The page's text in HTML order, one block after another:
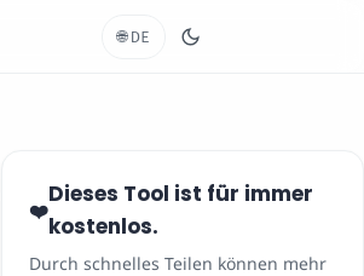
🌐 DE
❤️
Dieses Tool ist für immer
kostenlos.
Durch schnelles Teilen können mehr